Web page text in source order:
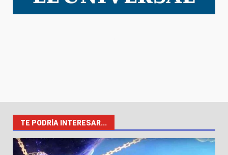
TE PODRÍA INTERESAR...